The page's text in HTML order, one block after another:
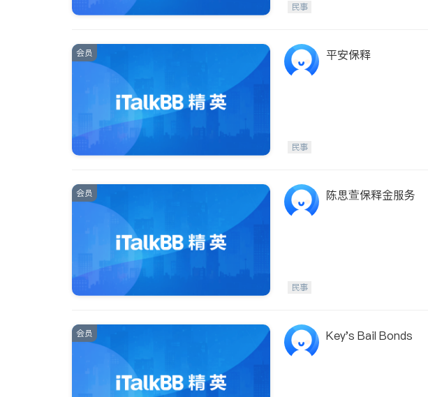
民事
会员 平安保释
民事
会员 陈思萱保释金服务
民事
会员 Key's Bail Bonds